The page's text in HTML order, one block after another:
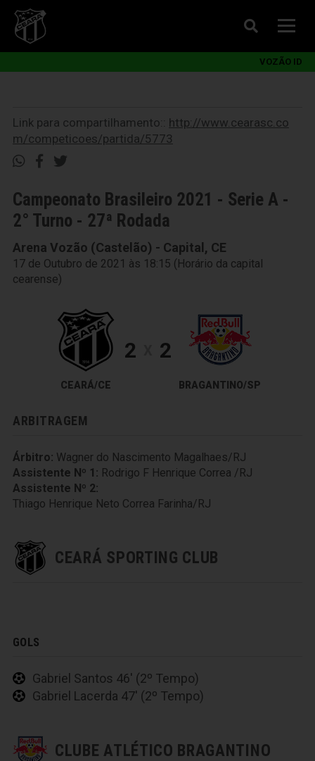
VOZÃO ID
Link para compartilhamento:: http://www.cearasc.co
m/competicoes/partida/5773
Campeonato Brasileiro 2021 - Serie A -
2° Turno - 27ª Rodada
Arena Vozão (Castelão) - Capital, CE
17 de Outubro de 2021 às 18:15 (Horário da capital
cearense)
CEARÁ/CE
2 2
BRAGANTINO/SP
ARBITRAGEM
Árbitro: Wagner do Nascimento Magalhaes/RJ
Assistente Nº 1: Rodrigo F Henrique Correa /RJ
Assistente Nº 2:
Thiago Henrique Neto Correa Farinha/RJ
CEARÁ SPORTING CLUB
GOLS
Gabriel Santos 46' (2º Tempo)
Gabriel Lacerda 47' (2º Tempo)
CLUBE ATLÉTICO BRAGANTINO